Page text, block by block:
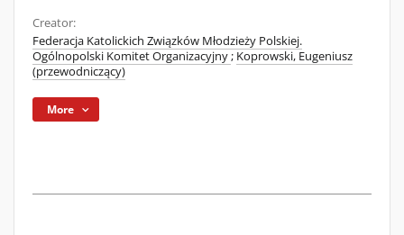
Creator:
Federacja Katolickich Związków Młodzieży Polskiej.
Ogólnopolski Komitet Organizacyjny; Koprowski, Eugeniusz
(przewodniczący)
More